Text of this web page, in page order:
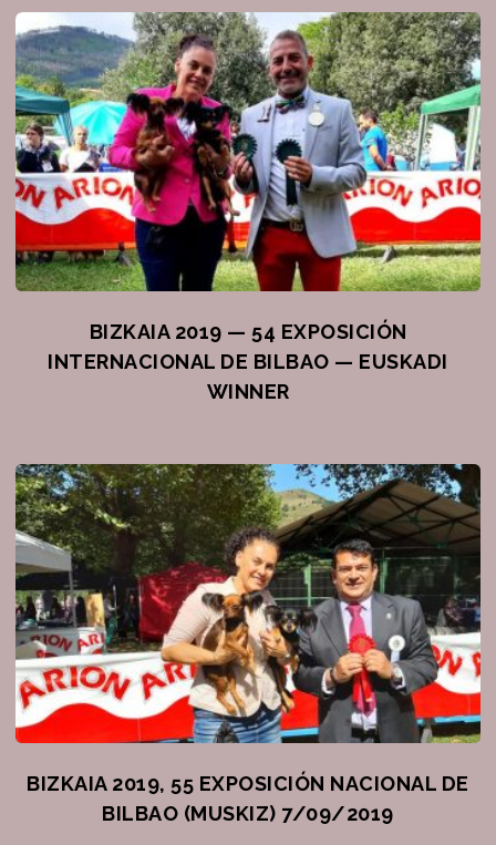
BIZKAIA 2019 — 54 EXPOSICIÓN
INTERNACIONAL DE BILBAO — EUSKADI
WINNER
BIZKAIA 2019, 55 EXPOSICIÓN NACIONAL DE
BILBAO (MUSKIZ) 7/09/2019